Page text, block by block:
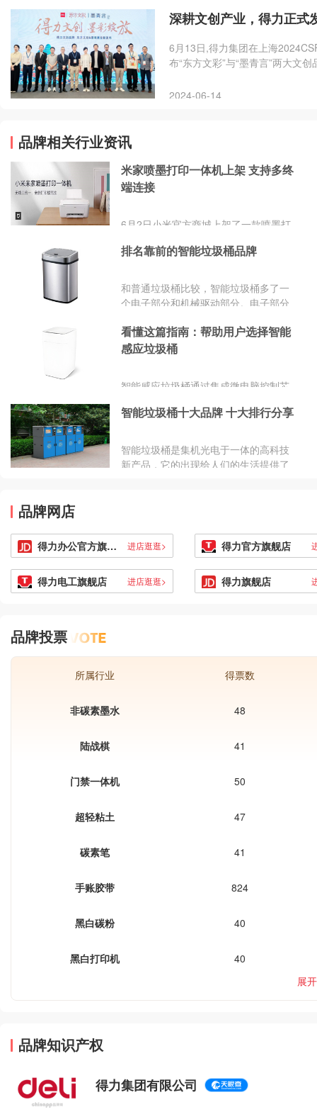
深耕文创产业，得力正式
​6月13日,得力集团在上海
布“东方文彩”与“墨青言”两大文
享本次盛会,一起见证这一重要时
2024-06-14
品牌相关行业资讯
米家喷墨打印一体机上架 支持多终
端连接
6月2日小米官方商城上架了一款喷墨打
扫描等多项操作，目前已经开启预售，
排名靠前的智能垃圾桶品牌
和普通垃圾桶比较，智能垃圾桶多了一
个电子部分和机械驱动部分。电子部分
通过感应器来开和关，不用手动和脚
踩，比较方便。智能垃圾桶分好坏，大
据技术,综合品牌实力、产品销量、用户
口碑、网友投票等近百项指标评选出了
MIJIA、佳帮手、CCKO、EKO宜可、
NSD纳仕达、拓牛Townew、麦桶桶
看懂这篇指南：帮助用户选择智能
感应垃圾桶
智能感应垃圾桶通过集成微电脑控制芯
统，实现了垃圾桶盖的自动开关功能。
外感应装置。控制系统经过处理后，迅
速启动机械传动装置，使垃圾桶盖自动
以上要点，可以帮助用户选择适合自己
需求的智能感应垃圾桶。
智能垃圾桶十大品牌 十大排行分享
智能垃圾桶是集机光电于一体的高科技
新产品，它的出现给人们的生活提供了
品牌网店
得力办公官方旗舰店 进店逛逛> 得力官方旗舰店
得力电工旗舰店 进店逛逛> 得力旗舰店
品牌投票
所属行业 得票数
非碳素墨水 48
陆战棋 41
门禁一体机 50
超轻粘土 47
碳素笔 41
手账胶带 824
黑白碳粉 40
黑白打印机
40
展开
品牌知识产权
得力集团有限公司